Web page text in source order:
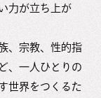
力が立ち上が
、宗教、性的指
、一人ひとりの
世界をつくるた